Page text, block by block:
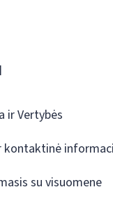
ir Vertybės
kontaktinė
su visuomene